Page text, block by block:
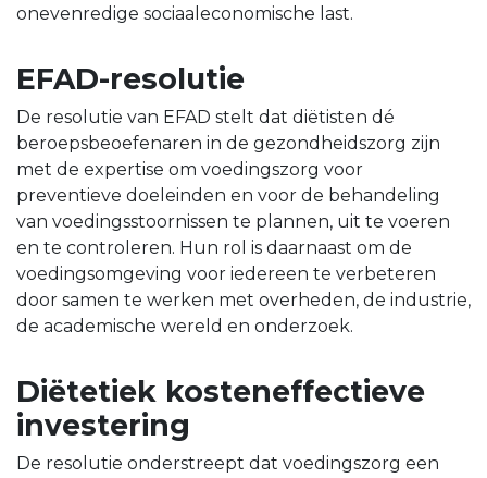
onevenredige sociaaleconomische last.
EFAD-resolutie
De resolutie van EFAD stelt dat diëtisten dé
beroepsbeoefenaren in de gezondheidszorg zijn
met de expertise om voedingszorg voor
preventieve doeleinden en voor de behandeling
van voedingsstoornissen te plannen, uit te voeren
en te controleren. Hun rol is daarnaast om de
voedingsomgeving voor iedereen te verbeteren
door samen te werken met overheden, de industrie,
de academische wereld en onderzoek.
Diëtetiek kosteneffectieve
investering
De resolutie onderstreept dat voedingszorg een